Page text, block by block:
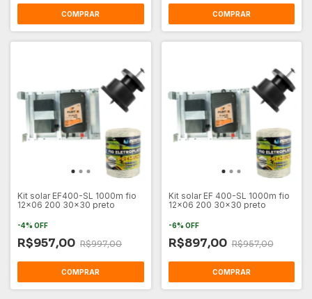
Kit solar EF400-SL 1000m fio
12x06 200 30x30 preto
-4% OFF
R$957,00 R$997,00
Kit solar EF 400-SL 1000m fio
12x06 200 30x30 preto
-6% OFF
R$897,00 R$957,00